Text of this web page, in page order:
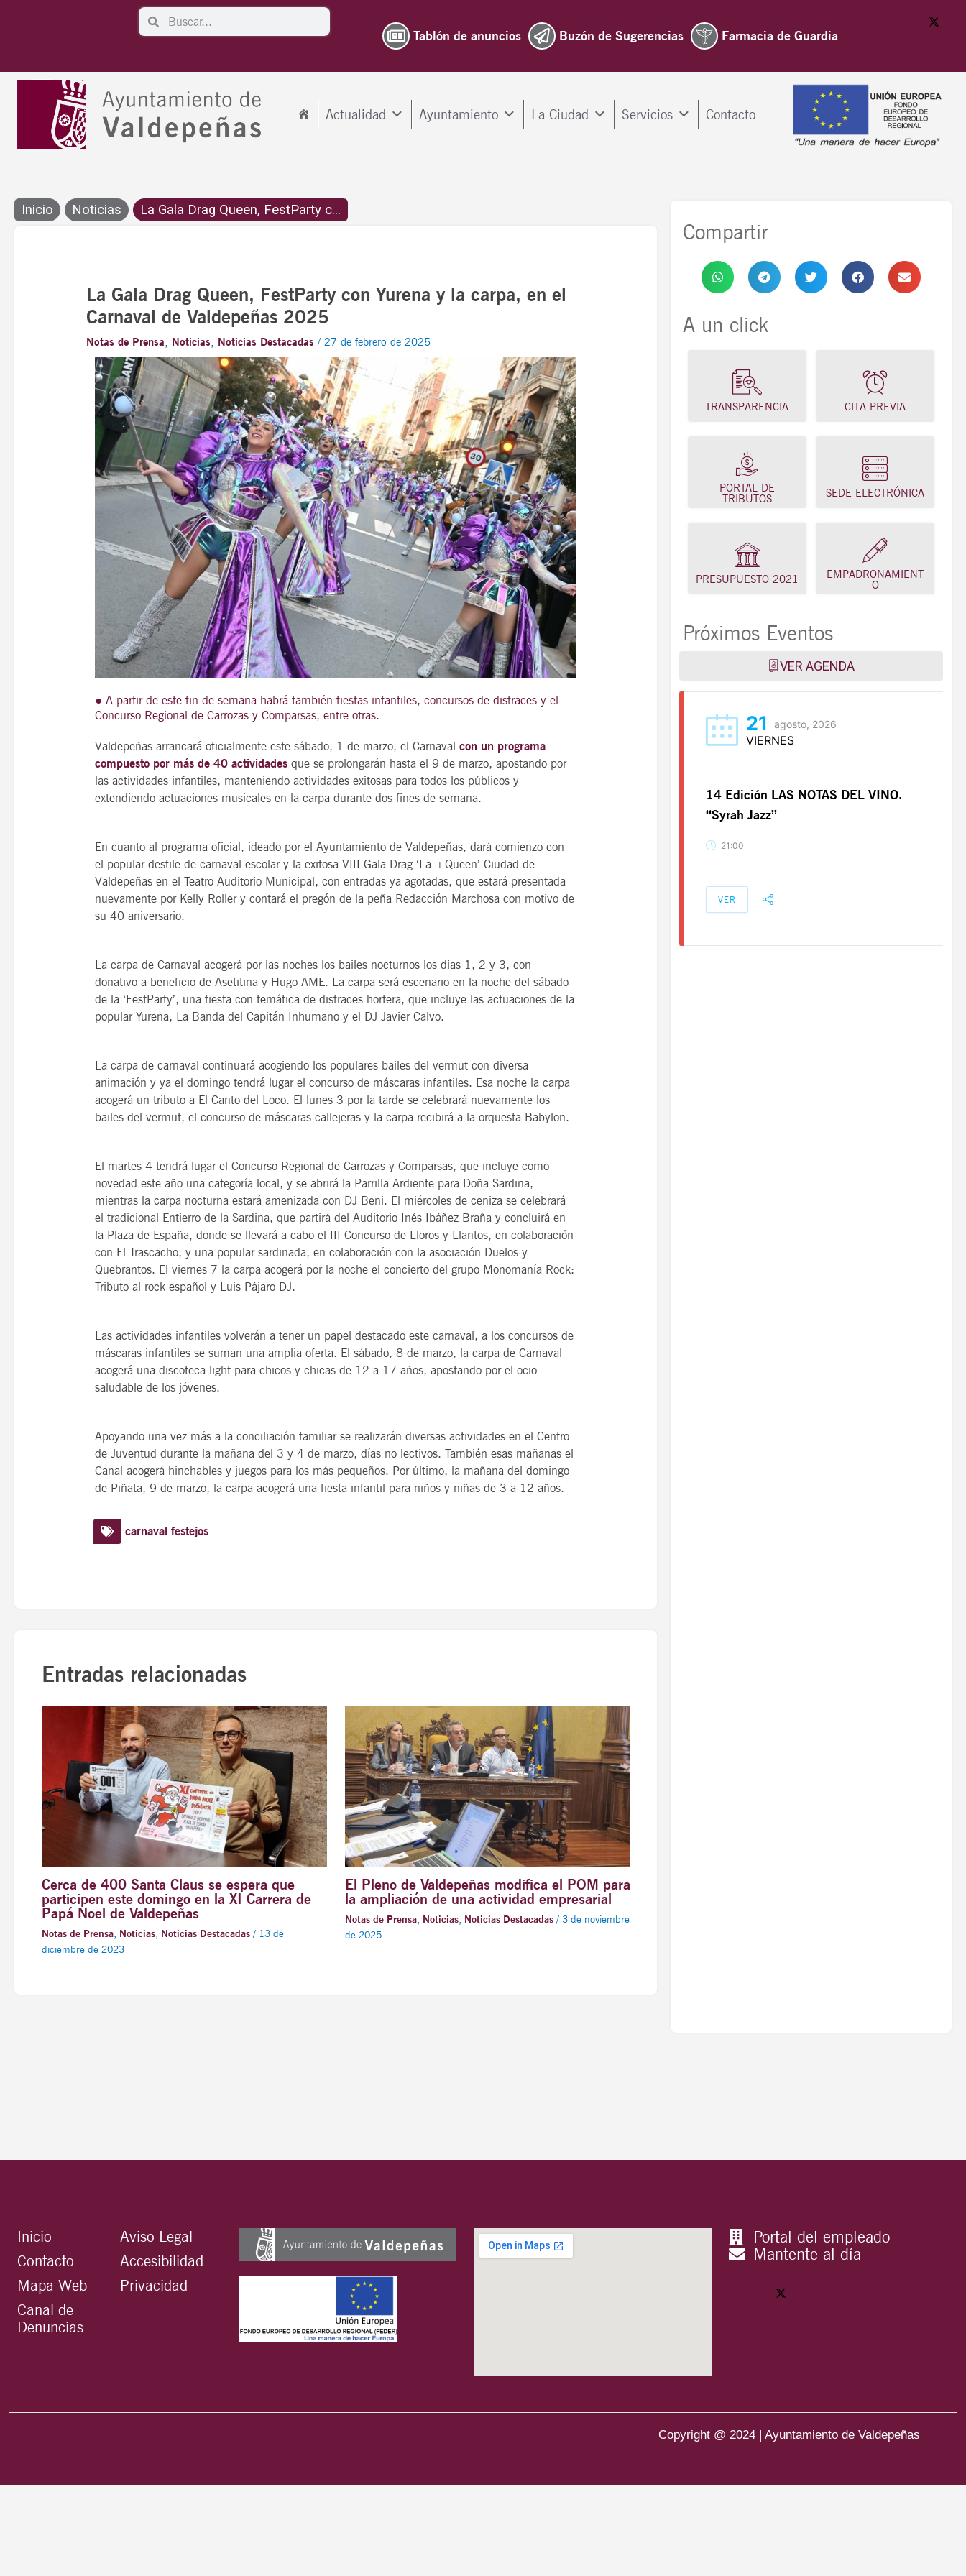
SearchSearch
Tablón de anuncios Buzón de Sugerencias Farmacia de Guardia
Actualidad Ayuntamiento La Ciudad Servicios Contacto
Inicio Noticias La Gala Drag Queen, FestParty c...
La Gala Drag Queen, FestParty con Yurena y la carpa, en el
Carnaval de Valdepeñas 2025
Notas de Prensa, Noticias, Noticias Destacadas /27 de febrero de 2025
● A partir de este fin de semana habrá también fiestas infantiles, concursos de disfraces y el
Concurso Regional de Carrozas y Comparsas, entre otras.
Valdepeñas arrancará oficialmente este sábado, 1 de marzo, el Carnavalcon un programa
compuesto por más de 40 actividadesque se prolongarán hasta el 9 de marzo, apostando por
las actividades infantiles, manteniendo actividades exitosas para todos los públicos y
extendiendo actuaciones musicales en la carpa durante dos fines de semana.
En cuanto al programa oficial, ideado por el Ayuntamiento de Valdepeñas, dará comienzo con
el popular desfile de carnaval escolar y la exitosa VIII Gala Drag ‘La +Queen’ Ciudad de
Valdepeñas en el Teatro Auditorio Municipal, con entradas ya agotadas, que estará presentada
nuevamente por Kelly Roller y contará el pregón de la peña Redacción Marchosa con motivo de
su 40 aniversario.
La carpa de Carnaval acogerá por las noches los bailes nocturnos los días 1, 2 y 3, con
donativo a beneficio de Asetitina y Hugo-AME. La carpa será escenario en la noche del sábado
de la ‘FestParty’, una fiesta con temática de disfraces hortera, que incluye las actuaciones de la
popular Yurena, La Banda del Capitán Inhumano y el DJ Javier Calvo.
La carpa de carnaval continuará acogiendo los populares bailes del vermut con diversa
animación y ya el domingo tendrá lugar el concurso de máscaras infantiles. Esa noche la carpa
acogerá un tributo a El Canto del Loco. El lunes 3 por la tarde se celebrará nuevamente los
bailes del vermut, el concurso de máscaras callejeras y la carpa recibirá a la orquesta Babylon.
El martes 4 tendrá lugar el Concurso Regional de Carrozas y Comparsas, que incluye como
novedad este año una categoría local, y se abrirá la Parrilla Ardiente para Doña Sardina,
mientras la carpa nocturna estará amenizada con DJ Beni. El miércoles de ceniza se celebrará
el tradicional Entierro de la Sardina, que partirá del Auditorio Inés Ibáñez Braña y concluirá en
la Plaza de España, donde se llevará a cabo el III Concurso de Lloros y Llantos, en colaboración
con El Trascacho, y una popular sardinada, en colaboración con la asociación Duelos y
Quebrantos. El viernes 7 la carpa acogerá por la noche el concierto del grupo Monomanía Rock:
Tributo al rock español y Luis Pájaro DJ.
Las actividades infantiles volverán a tener un papel destacado este carnaval, a los concursos de
máscaras infantiles se suman una amplia oferta. El sábado, 8 de marzo, la carpa de Carnaval
acogerá una discoteca light para chicos y chicas de 12 a 17 años, apostando por el ocio
saludable de los jóvenes.
Apoyando una vez más a la conciliación familiar se realizarán diversas actividades en el Centro
de Juventud durante la mañana del 3 y 4 de marzo, días no lectivos. También esas mañanas el
Canal acogerá hinchables y juegos para los más pequeños. Por último, la mañana del domingo
de Piñata, 9 de marzo, la carpa acogerá una fiesta infantil para niños y niñas de 3 a 12 años.
carnaval festejos
Entradas relacionadas
Cerca de 400 Santa Claus se espera que
participen este domingo en la XI Carrera de
Papá Noel de Valdepeñas
Notas de Prensa, Noticias, Noticias Destacadas/ 13 de
diciembre de 2023
El Pleno de Valdepeñas modifica el POM para
la ampliación de una actividad empresarial
Notas de Prensa, Noticias, Noticias Destacadas/ 3 de noviembre
de 2025
Compartir
A un click
TRANSPARENCIA CITA PREVIA
PORTAL DE
TRIBUTOS
SEDE ELECTRÓNICA
PRESUPUESTO 2021
EMPADRONAMIENT
O
Próximos Eventos
VER AGENDA
21 agosto, 2026
VIERNES
14 Edición LAS NOTAS DEL VINO.
21:00
VER
14 Edición LAS NOTAS DEL VINO.
21:00
VER
21 agosto, 2026
VIERNES
14 Edición LAS NOTAS DEL VINO.
“Syrah Jazz”
21:00
VER
Inicio
Contacto
Mapa Web
Canal de
Denuncias
Aviso Legal
Accesibilidad
Privacidad
Portal del empleado
Mantente al día
Copyright @ 2024 | Ayuntamiento de Valdepeñas